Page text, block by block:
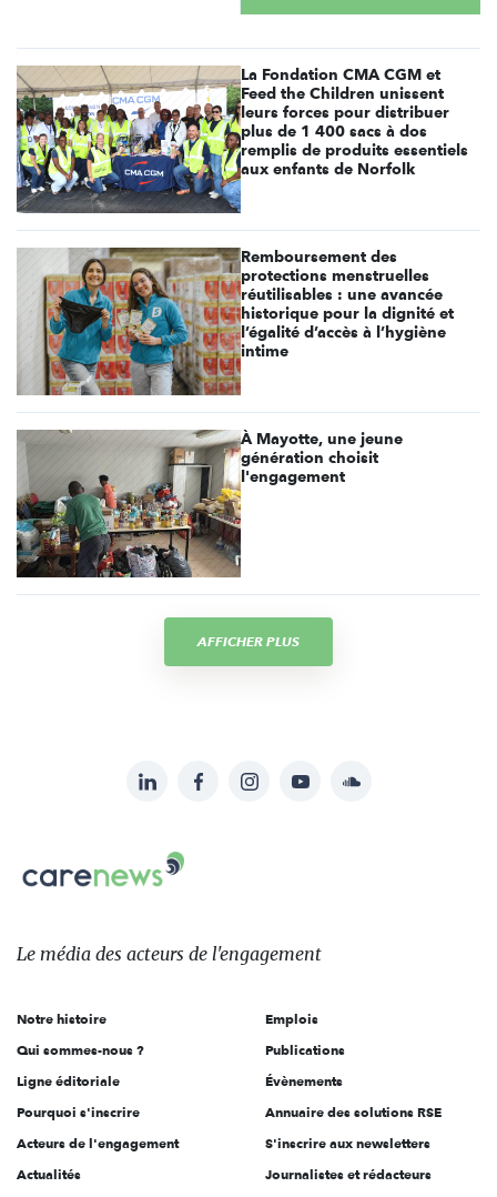
La Fondation CMA CGM et
Feed the Children unissent
leurs forces pour distribuer
plus de 1 400 sacs à dos
remplis de produits essentiels
aux enfants de Norfolk
Remboursement des
protections menstruelles
réutilisables : une avancée
historique pour la dignité et
l’égalité d’accès à l’hygiène
intime
À Mayotte, une jeune
génération choisit
l'engagement
AFFICHER PLUS
sur:
LinkedInFacebookInstagramYouTubeSoundcloud
Le
des
l'engagement
Le média des acteurs de l'engagement
Notre histoire
Qui sommes-nous ?
Ligne éditoriale
Pourquoi s'inscrire
Acteurs de l'engagement
Actualités
Emplois
Publications
Évènements
Annuaire des solutions RSE
S'inscrire aux newsletters
Journalistes et rédacteurs